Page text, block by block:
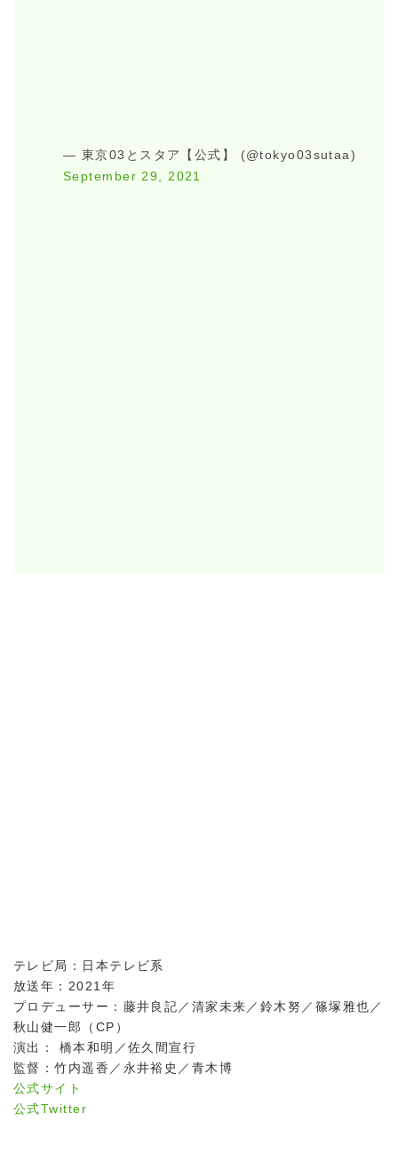
— 東京03とスタア【公式】 (@tokyo03sutaa)
September 29, 2021
テレビ局：日本テレビ系
放送年：2021年
プロデューサー：藤井良記／清家未来／鈴木努／篠塚雅也／
秋山健一郎（CP）
演出： 橋本和明／佐久間宣行
監督：竹内遥香／永井裕史／青木博
公式サイト
公式Twitter